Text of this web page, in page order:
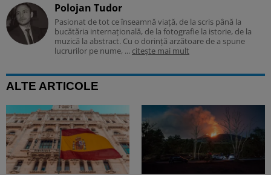
Polojan Tudor
Pasionat de tot ce înseamnă viață, de la scris până la
bucătăria internațională, de la fotografie la istorie, de la
muzică la abstract. Cu o dorință arzătoare de a spune
lucrurilor pe nume, ... citește mai mult
ALTE ARTICOLE